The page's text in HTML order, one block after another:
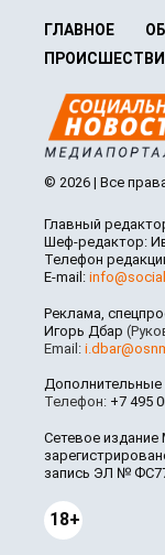
ГЛАВНОЕ
© 2026 | Все
Главный
Шеф-редактор:
Телефон
E-mail:
Реклама,
Игорь Дбар
Email:
Дополнительные
Телефон: +7 495
Сетевое
запись ЭЛ №
18+